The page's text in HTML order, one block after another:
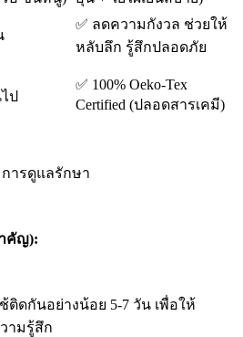
✅ ลดความกังวล ช่วยให้
หลับลึก รู้สึกปลอดภัย
ป
✅ 100% Oeko-Tex
Certified (ปลอดสารเคมี)
ารดูแลรักษา
คัญ):
ติดกันอย่างน้อย 5-7 วัน เพื่อให้
ามรู้สึก